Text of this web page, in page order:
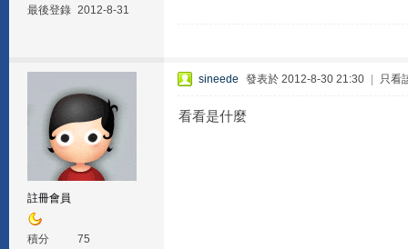
最後登錄 2012-8-31
註冊會員
積分
75
sineede 發表於 2012-8-30 21:30 只看
看看是什麼